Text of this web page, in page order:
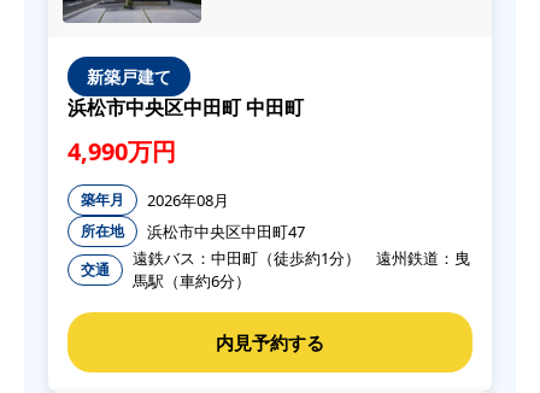
新築戸建て
浜松市中央区中田町 中田町
4,990万円
築年月 2026年08月
所在地 浜松市中央区中田町47
交通
遠鉄バス：中田町（徒歩約1分） 遠州鉄道：曳
馬駅（車約6分）